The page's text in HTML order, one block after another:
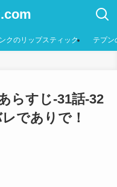
クのリップスティック テプン
らすじ-31話-32
でありで！